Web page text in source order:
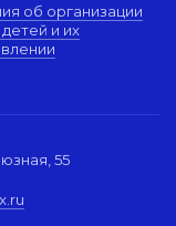
об организации
и их
55